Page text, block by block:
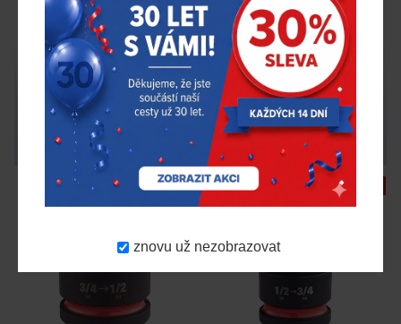
znovu už nezobrazovat
Milwaukee 4932480442
DUTY průmyslová redukce
1" na 3/4"
977,00 Kč
750,00 Kč bez DPH
Skladem 3 ks
Milwaukee 4932480406
DUTY průmyslová redukce
na 3/4" na 1"
819,00 Kč
655,00 Kč bez DPH
Skladem 2 ks
-25 %